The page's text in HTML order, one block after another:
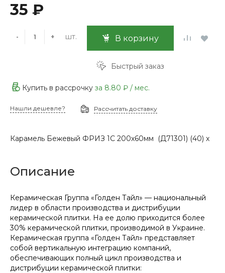
35 ₽
- + шт. В корзину
Быстрый заказ
Купить в рассрочку за 8.80 ₽ / мес.
Нашли дешевле? Рассчитать доставку
Карамель Бежевый ФРИЗ 1С 200х60мм (Д71301) (40) х
Описание
Керамическая Группа «Голден Тайл» — национальный
лидер в области производства и дистрибуции
керамической плитки. На ее долю приходится более
30% керамической плитки, производимой в Украине.
Керамическая группа «Голден Тайл» представляет
собой вертикальную интеграцию компаний,
обеспечивающих полный цикл производства и
дистрибуции керамической плитки: